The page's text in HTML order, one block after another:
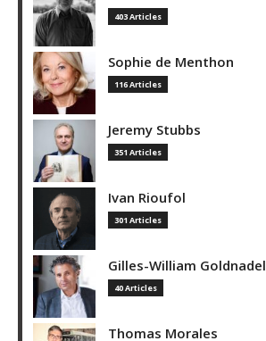
403 Articles
Sophie de Menthon
116 Articles
Jeremy Stubbs
351 Articles
Ivan Rioufol
301 Articles
Gilles-William Goldnadel
40 Articles
Thomas Morales